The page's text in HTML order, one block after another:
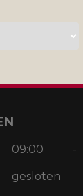
09:00 -
gesloten